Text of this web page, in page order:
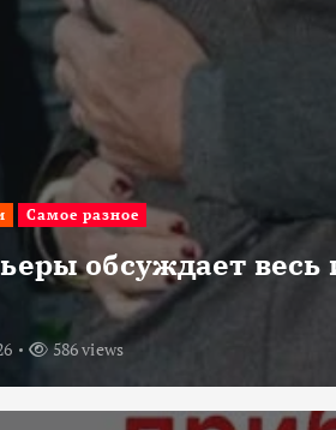
Самое разное
обсуждает весь
586 views